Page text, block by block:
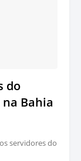
do
Bahia
servidores do